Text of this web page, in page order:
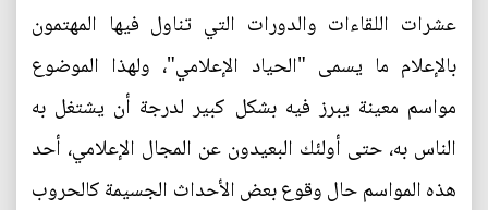
عشرات اللقاءات والدورات التي تناول فيها المهتمون
بالإعلام ما يسمى "الحياد الإعلامي"، ولهذا الموضوع
مواسم معينة يبرز فيه بشكل كبير لدرجة أن يشتغل به
الناس به، حتى أولئك البعيدون عن المجال الإعلامي، أحد
هذه المواسم حال وقوع بعض الأحداث الجسيمة كالحروب